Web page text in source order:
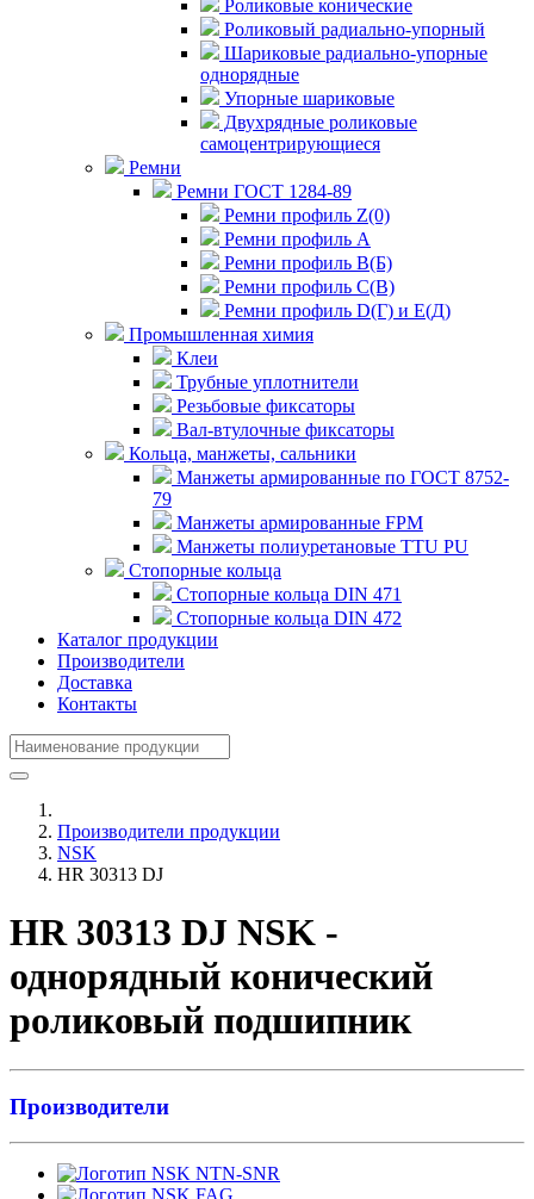
Роликовые конические
Роликовый радиально-упорный
Шариковые радиально-упорные
однорядные
Упорные шариковые
Двухрядные роликовые
самоцентрирующиеся
Ремни
Ремни ГОСТ 1284-89
Ремни профиль Z(0)
Ремни профиль А
Ремни профиль В(Б)
Ремни профиль С(В)
Ремни профиль D(Г) и E(Д)
Промышленная химия
Клеи
Трубные уплотнители
Резьбовые фиксаторы
Вал-втулочные фиксаторы
Кольца, манжеты, сальники
Манжеты армированные по ГОСТ 8752-
79
Манжеты армированные FPM
Манжеты полиуретановые TTU PU
Стопорные кольца
Стопорные кольца DIN 471
Стопорные кольца DIN 472
Каталог продукции
Производители
Доставка
Контакты
Производители продукции
NSK
HR 30313 DJ
HR 30313 DJ NSK -
однорядный конический
роликовый подшипник
Производители
NTN-SNR